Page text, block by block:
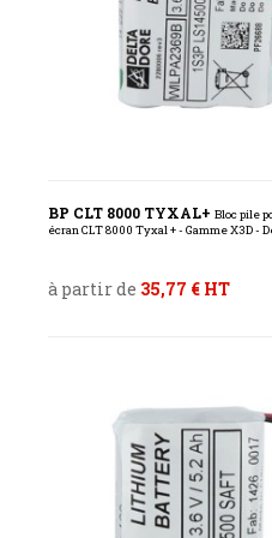
BP CLT 8000 TYXAL+ Bloc pile
écran CLT 8000 Tyxal + - Gamme X3D -
à partir de 35,77 € HT